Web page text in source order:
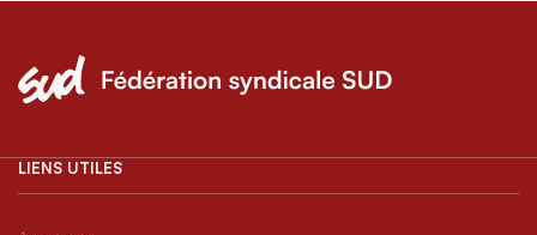
LIENS UTILES